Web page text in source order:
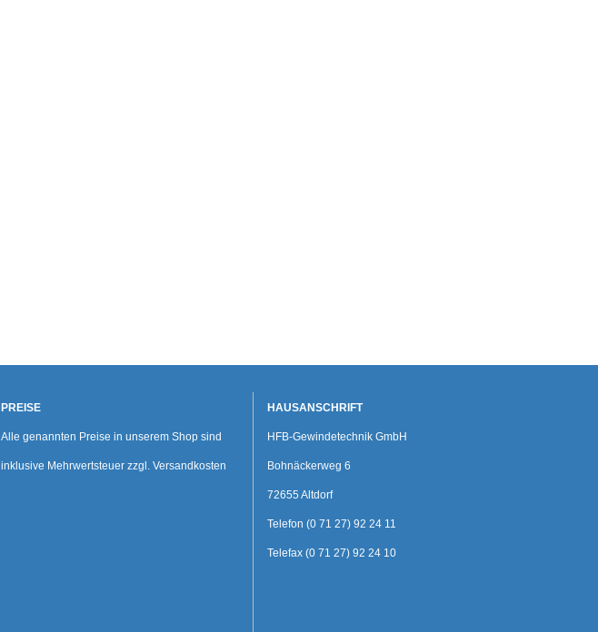
PREISE
Alle genannten Preise in unserem Shop sind
inklusive Mehrwertsteuer zzgl. Versandkosten
HAUSANSCHRIFT
HFB-Gewindetechnik GmbH
Bohnäckerweg 6
72655 Altdorf
Telefon (0 71 27) 92 24 11
Telefax (0 71 27) 92 24 10